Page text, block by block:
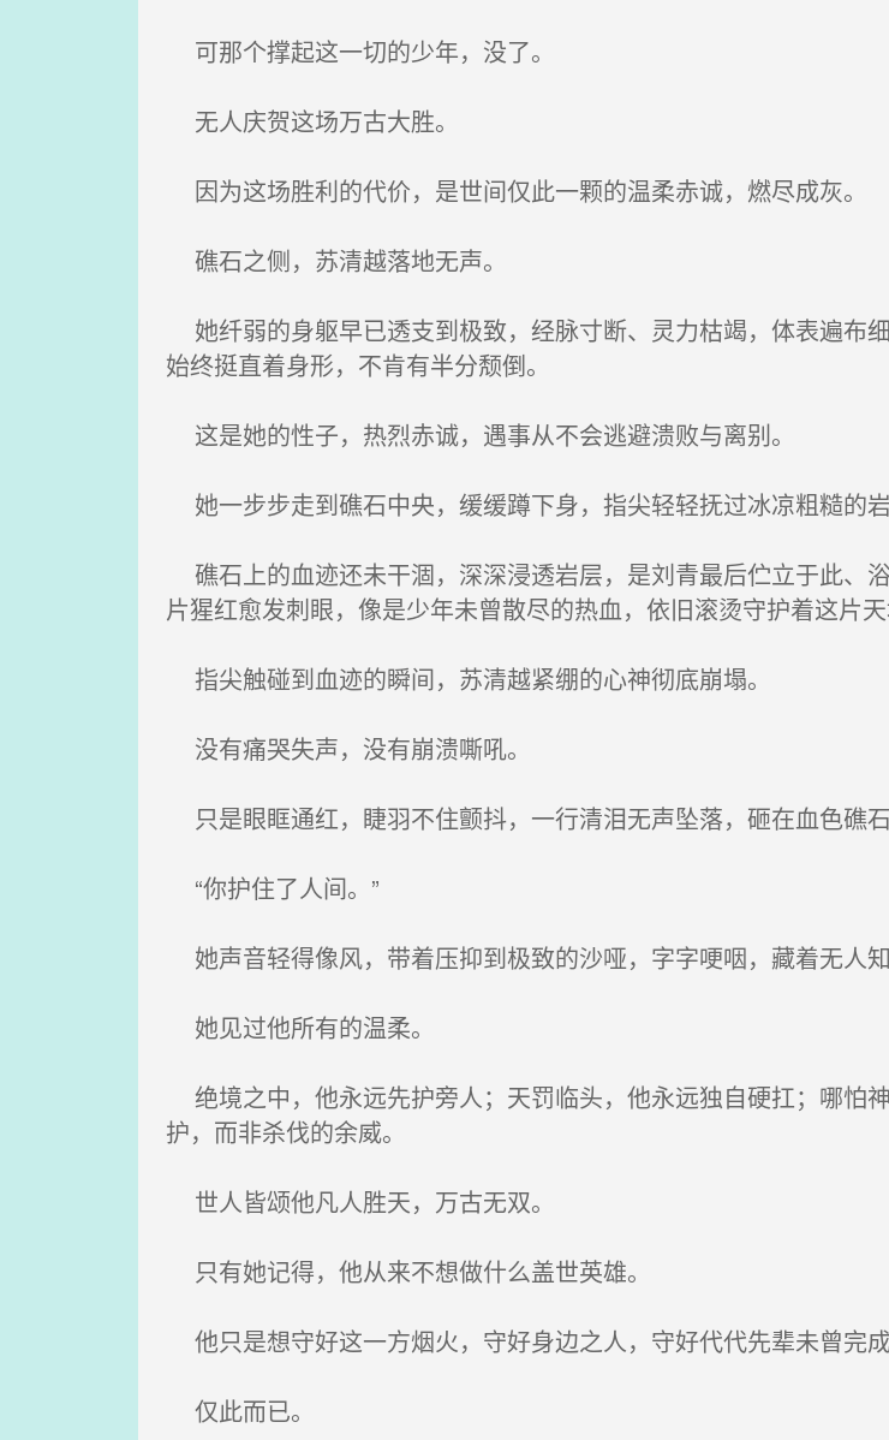
可那个撑起这一切的少年，没了。
无人庆贺这场万古大胜。
因为这场胜利的代价，是世间仅此一颗的温柔赤诚，燃尽成灰。
礁石之侧，苏清越落地无声。
她纤弱的身躯早已透支到极致，经脉寸断、灵力枯竭，体表遍布
始终挺直着身形，不肯有半分颓倒。
这是她的性子，热烈赤诚，遇事从不会逃避溃败与离别。
她一步步走到礁石中央，缓缓蹲下身，指尖轻轻抚过冰凉粗糙的岩
礁石上的血迹还未干涸，深深浸透岩层，是刘青最后伫立于此、
片猩红愈发刺眼，像是少年未曾散尽的热血，依旧滚烫守护着这片天
指尖触碰到血迹的瞬间，苏清越紧绷的心神彻底崩塌。
没有痛哭失声，没有崩溃嘶吼。
只是眼眶通红，睫羽不住颤抖，一行清泪无声坠落，砸在血色礁
“你护住了人间。”
她声音轻得像风，带着压抑到极致的沙哑，字字哽咽，藏着无人
她见过他所有的温柔。
绝境之中，他永远先护旁人；天罚临头，他永远独自硬扛；哪怕
护，而非杀伐的余威。
世人皆颂他凡人胜天，万古无双。
只有她记得，他从来不想做什么盖世英雄。
他只是想守好这一方烟火，守好身边之人，守好代代先辈未曾完成
仅此而已。